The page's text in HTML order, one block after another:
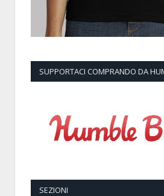
SUPPORTACI COMPRANDO DA
SEZIONI